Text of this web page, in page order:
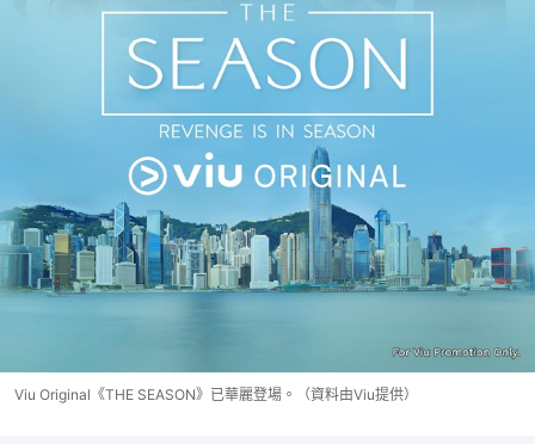
Viu Original《THE SEASON》已華麗登場。（資料由Viu提供）